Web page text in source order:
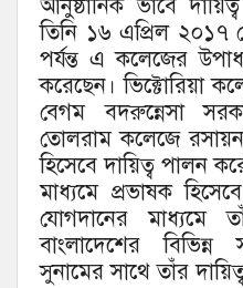
আনুষ্ঠানিক ভাবে
তিনি ১৬ এপ্রিল ২০১৭
পর্যন্ত এ কলেজের
করেছেন। ভিক্টোরিয়া
বেগম বদরুন্নেসা
তোলরাম কলেজে রসায়ন
হিসেবে দায়িত্ব পালন
মাধ্যমে প্রভাষক
যোগদানের মাধ্যমে
বাংলাদেশের
সুনামের সাথে তাঁর